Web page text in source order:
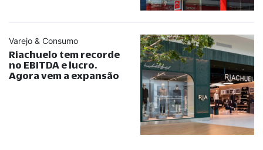
Varejo & Consumo
Riachuelo tem recorde
no EBITDA e lucro.
Agora vem a expansão